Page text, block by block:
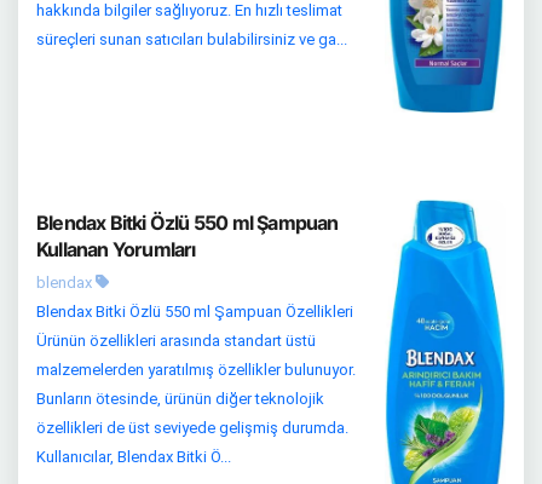
hakkında bilgiler sağlıyoruz. En hızlı teslimat
süreçleri sunan satıcıları bulabilirsiniz ve ga...
Blendax Bitki Özlü 550 ml Şampuan
Kullanan Yorumları
blendax
Blendax Bitki Özlü 550 ml Şampuan Özellikleri
Ürünün özellikleri arasında standart üstü
malzemelerden yaratılmış özellikler bulunuyor.
Bunların ötesinde, ürünün diğer teknolojik
özellikleri de üst seviyede gelişmiş durumda.
Kullanıcılar, Blendax Bitki Ö...